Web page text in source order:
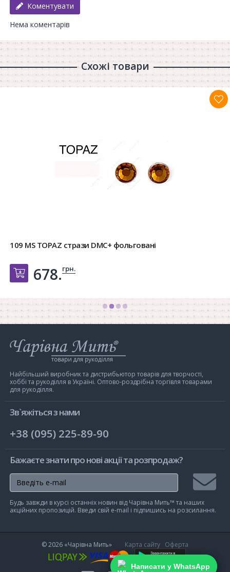
Написати у WhatsApp
Написати у WhatsApp
Коментувати
Нема коментарів
Схожі товари
109 MS TOPAZ стрази DMC+ фольговані
Добавить в корзину
678.грн.
Інтернет-
магазин
Мить
Найбільший виробник та дистрибьютор товарів для творчості,
хоббі та рукоділля в Україні. Оптово-роздрібна торгівля товарами
для рукоділля.
Зв`яжіться з нами
+38 (095) 225-89-90
Бажаєте знати про нові акції та розпродаж?
на
Будь завжди в курсі останніх новин від Чарівна Мить™ та наших
акційних пропозицій. Введи свій e-mail і підпишись на розсилання.
© 2026 «Чарівна Мить» Карта сайту Оферта